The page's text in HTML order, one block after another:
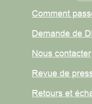
Comment
Demande de
Nous contacter
Revue de
Retours et